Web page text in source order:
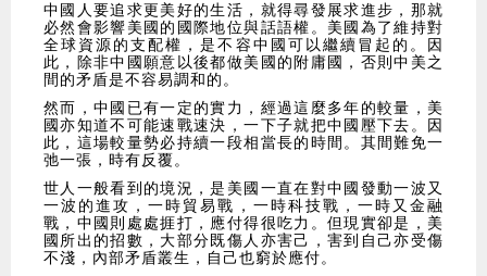
中國人要追求更美好的生活，就得尋發展求進步，那就
必然會影響美國的國際地位與話語權。美國為了維持對
全球資源的支配權，是不容中國可以繼續冒起的。因
此，除非中國願意以後都做美國的附庸國，否則中美之
間的矛盾是不容易調和的。
然而，中國已有一定的實力，經過這麼多年的較量，美
國亦知道不可能速戰速決，一下子就把中國壓下去。因
此，這場較量勢必持續一段相當長的時間。其間難免一
弛一張，時有反覆。
世人一般看到的境況，是美國一直在對中國發動一波又
一波的進攻，一時貿易戰，一時科技戰，一時又金融
戰，中國則處處捱打，應付得很吃力。但現實卻是，美
國所出的招數，大部分既傷人亦害己，害到自己亦受傷
不淺，內部矛盾叢生，自己也窮於應付。